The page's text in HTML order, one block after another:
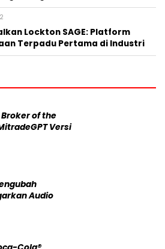
Lockton SAGE: Platform
Terpadu Pertama di Industri
of the
Versi
Audio